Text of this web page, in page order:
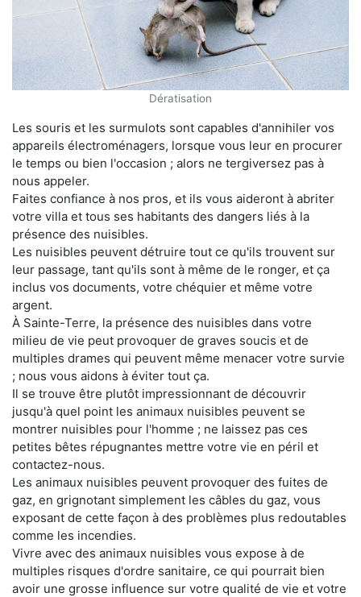
Dératisation
Les souris et les surmulots sont capables d'annihiler vos
appareils électroménagers, lorsque vous leur en procurer
le temps ou bien l'occasion ; alors ne tergiversez pas à
nous appeler.
Faites confiance à nos pros, et ils vous aideront à abriter
votre villa et tous ses habitants des dangers liés à la
présence des nuisibles.
Les nuisibles peuvent détruire tout ce qu'ils trouvent sur
leur passage, tant qu'ils sont à même de le ronger, et ça
inclus vos documents, votre chéquier et même votre
argent.
À Sainte-Terre, la présence des nuisibles dans votre
milieu de vie peut provoquer de graves soucis et de
multiples drames qui peuvent même menacer votre survie
; nous vous aidons à éviter tout ça.
Il se trouve être plutôt impressionnant de découvrir
jusqu'à quel point les animaux nuisibles peuvent se
montrer nuisibles pour l'homme ; ne laissez pas ces
petites bêtes répugnantes mettre votre vie en péril et
contactez-nous.
Les animaux nuisibles peuvent provoquer des fuites de
gaz, en grignotant simplement les câbles du gaz, vous
exposant de cette façon à des problèmes plus redoutables
comme les incendies.
Vivre avec des animaux nuisibles vous expose à de
multiples risques d'ordre sanitaire, ce qui pourrait bien
avoir une grosse influence sur votre qualité de vie et votre